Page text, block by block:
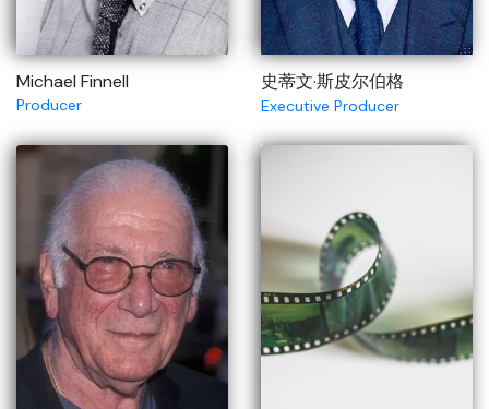
Michael Finnell
Producer
史蒂文·斯皮尔伯格
Executive Producer